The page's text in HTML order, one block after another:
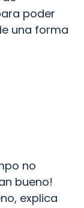
poder
una forma
no
bueno!
explica